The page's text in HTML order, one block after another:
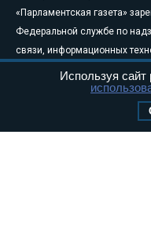
«Парламентская газета»
Федеральной службе по
связи, информационных
августа 2011 года. 18+
Свидетельство о
Используя